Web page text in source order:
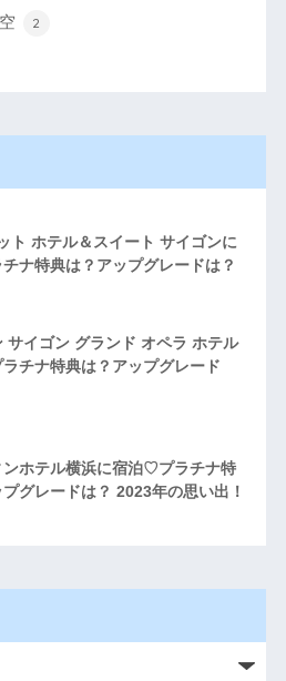
2
ト ホテル＆スイート サイゴンに
ナ特典は？アップグレードは？
サイゴン グランド オペラ ホテル
チナ特典は？アップグレード
ンホテル横浜に宿泊♡プラチナ特
グレードは？ 2023年の思い出！